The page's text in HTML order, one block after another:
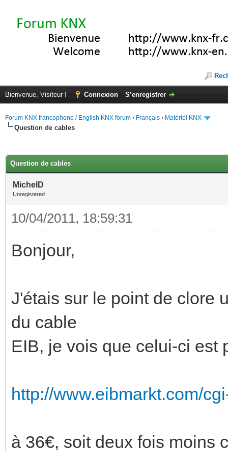
Bienvenue, Visiteur ! Connexion S’enregistrer
Forum KNX francophone / English KNX forum › Français › Matériel KNX
Question de cables
Question de cables
MichelD
Unregistered
10/04/2011, 18:59:31
Bonjour,
J'étais sur le point de clore
du cable
EIB, je vois que celui-ci est
http://www.eibmarkt.com/
à 36€, soit deux fois moins